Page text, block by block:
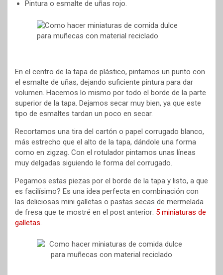
Pintura o esmalte de uñas rojo.
En el centro de la tapa de plástico, pintamos un punto con
el esmalte de uñas, dejando suficiente pintura para dar
volumen. Hacemos lo mismo por todo el borde de la parte
superior de la tapa. Dejamos secar muy bien, ya que este
tipo de esmaltes tardan un poco en secar.
Recortamos una tira del cartón o papel corrugado blanco,
más estrecho que el alto de la tapa, dándole una forma
como en zigzag. Con el rotulador pintamos unas líneas
muy delgadas siguiendo le forma del corrugado.
Pegamos estas piezas por el borde de la tapa y listo, a que
es facilísimo? Es una idea perfecta en combinación con
las deliciosas mini galletas o pastas secas de mermelada
de fresa que te mostré en el post anterior: 5 miniaturas de
galletas.